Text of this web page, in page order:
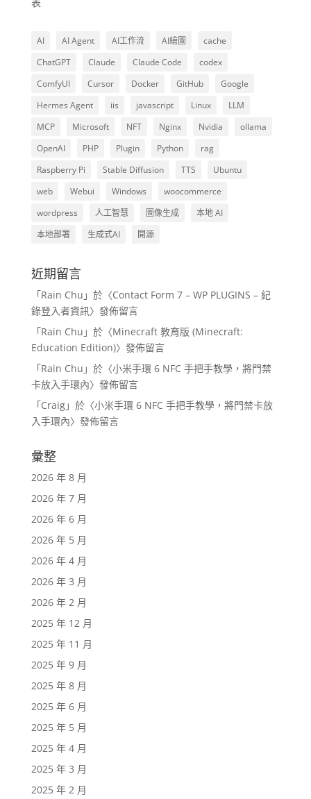
AI AI Agent AI工作流 AI繪圖
cache
ChatGPT
Claude Claude Code
codex
ComfyUI
Cursor Docker GitHub
Google
Hermes Agent
iis javascript Linux
LLM
MCP
Microsoft NFT Nginx Nvidia
ollama
OpenAI
PHP Plugin Python
rag
Raspberry Pi
Stable Diffusion TTS
Ubuntu
web
Webui Windows
woocommerce
wordpress
人工智慧 圖像生成
本地 AI
本地部署
生成式AI 開源
近期留言
「Rain Chu 」於〈Contact Form 7 – WP PLUGINS – 紀
錄登入者資訊〉發佈留言
「Rain Chu 」於〈Minecraft 教育版 (Minecraft:
Education Edition)〉發佈留言
「Rain Chu 」於〈小米手環 6 NFC 手把手教學，將門禁
卡放入手環內〉發佈留言
「Craig」於〈小米手環 6 NFC 手把手教學，將門禁卡放
入手環內〉發佈留言
彙整
2026 年 8 月
2026 年 7 月
2026 年 6 月
2026 年 5 月
2026 年 4 月
2026 年 3 月
2026 年 2 月
2025 年 12 月
2025 年 11 月
2025 年 9 月
2025 年 8 月
2025 年 6 月
2025 年 5 月
2025 年 4 月
2025 年 3 月
2025 年 2 月